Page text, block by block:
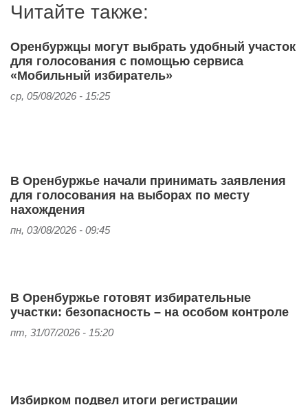
Читайте также:
Оренбуржцы могут выбрать удобный участок
для голосования с помощью сервиса
«Мобильный избиратель»
ср, 05/08/2026 - 15:25
В Оренбуржье начали принимать заявления
для голосования на выборах по месту
нахождения
пн, 03/08/2026 - 09:45
В Оренбуржье готовят избирательные
участки: безопасность – на особом контроле
пт, 31/07/2026 - 15:20
Избирком подвел итоги регистрации